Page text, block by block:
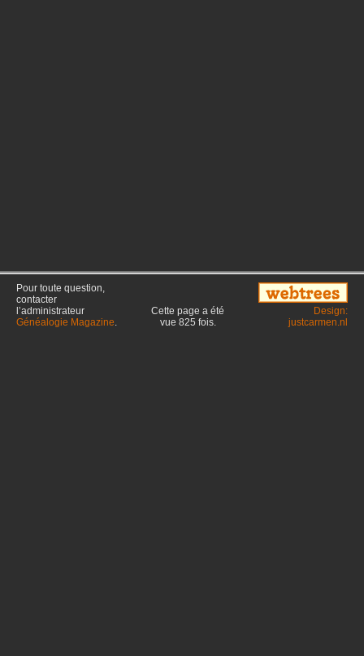
Pour toute question,
contacter
l’administrateur
Généalogie Magazine.
Cette page a été
vue 825 fois.
Design:
justcarmen.nl